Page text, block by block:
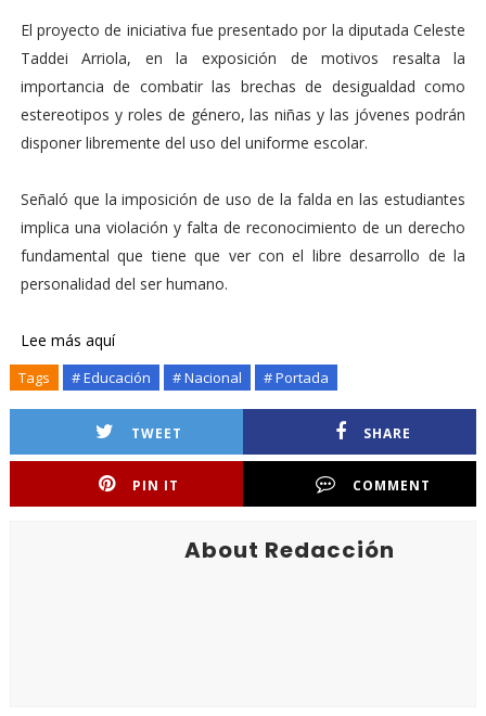
El proyecto de iniciativa fue presentado por la diputada Celeste
Taddei Arriola, en la exposición de motivos resalta la
importancia de combatir las brechas de desigualdad como
estereotipos y roles de género, las niñas y las jóvenes podrán
disponer libremente del uso del uniforme escolar.
Señaló que la imposición de uso de la falda en las estudiantes
implica una violación y falta de reconocimiento de un derecho
fundamental que tiene que ver con el libre desarrollo de la
personalidad del ser humano.
Lee más aquí
Tags # Educación # Nacional # Portada
TWEET SHARE
PIN IT COMMENT
About Redacción